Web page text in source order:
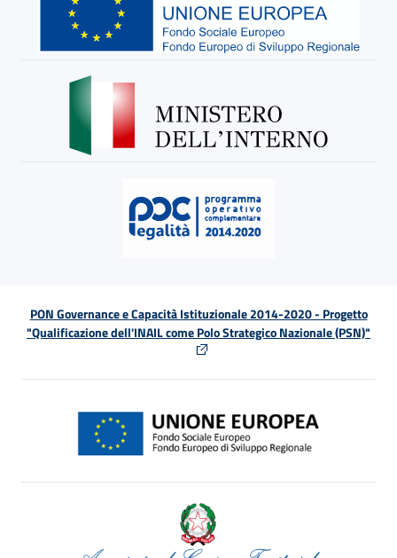
PON Governance e Capacità Istituzionale 2014-2020 - Progetto
"Qualificazione dell'INAIL come Polo Strategico Nazionale (PSN)"